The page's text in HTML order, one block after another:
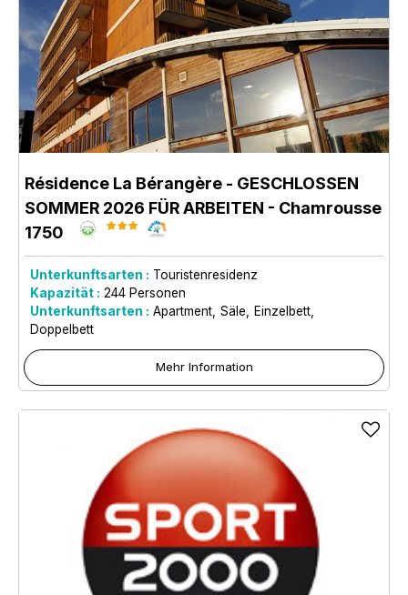
Résidence La Bérangère - GESCHLOSSEN
SOMMER 2026 FÜR ARBEITEN - Chamrousse
1750
Unterkunftsarten : Touristenresidenz
Kapazität : 244 Personen
Unterkunftsarten : Apartment Säle
Einzelbett
Doppelbett
Mehr Information